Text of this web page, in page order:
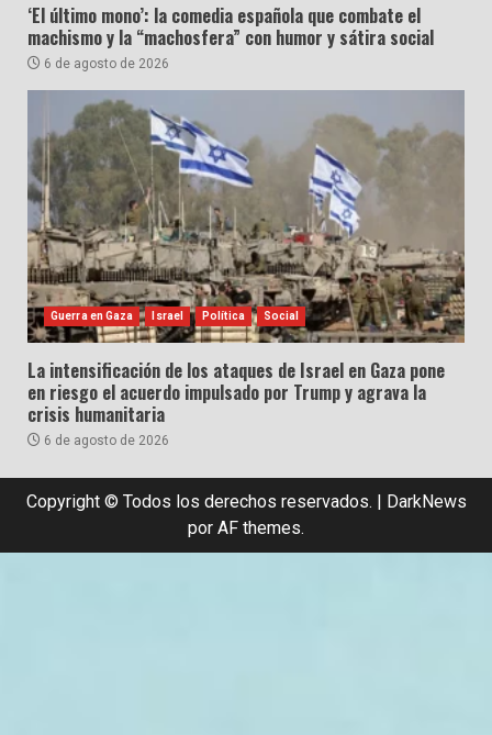
‘El último mono’: la comedia española que combate el
machismo y la “machosfera” con humor y sátira social
6 de agosto de 2026
Guerra en Gaza Israel Política Social
La intensificación de los ataques de Israel en Gaza pone
en riesgo el acuerdo impulsado por Trump y agrava la
crisis humanitaria
6 de agosto de 2026
Copyright © Todos los derechos reservados. | DarkNews
por AF themes.